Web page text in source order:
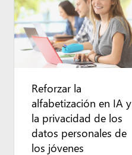
Reforzar la
alfabetización en IA y
la privacidad de los
datos personales de
los jóvenes